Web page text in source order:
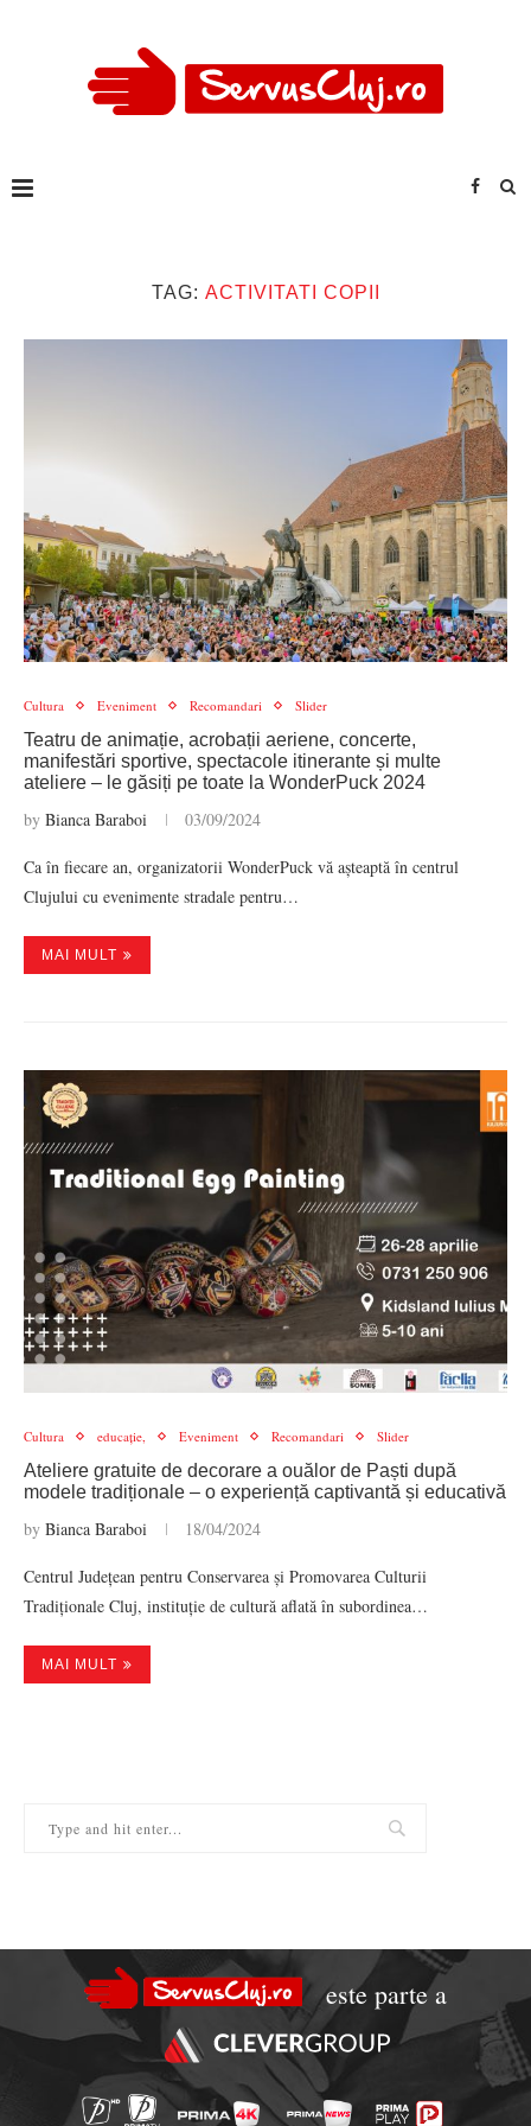
TAG: ACTIVITATI COPII
Cultura Eveniment Recomandari Slider
Teatru de animație, acrobații aeriene, concerte,
manifestări sportive, spectacole itinerante și multe
ateliere – le găsiți pe toate la WonderPuck 2024
by Bianca Baraboi 03/09/2024
Ca în fiecare an, organizatorii WonderPuck vă așteaptă în centrul
Clujului cu evenimente stradale pentru…
MAI MULT
Cultura educație, Eveniment Recomandari Slider
Ateliere gratuite de decorare a ouălor de Paști după
modele tradiționale – o experiență captivantă și educativă
by Bianca Baraboi 18/04/2024
Centrul Județean pentru Conservarea și Promovarea Culturii
Tradiționale Cluj, instituție de cultură aflată în subordinea…
MAI MULT
este parte a